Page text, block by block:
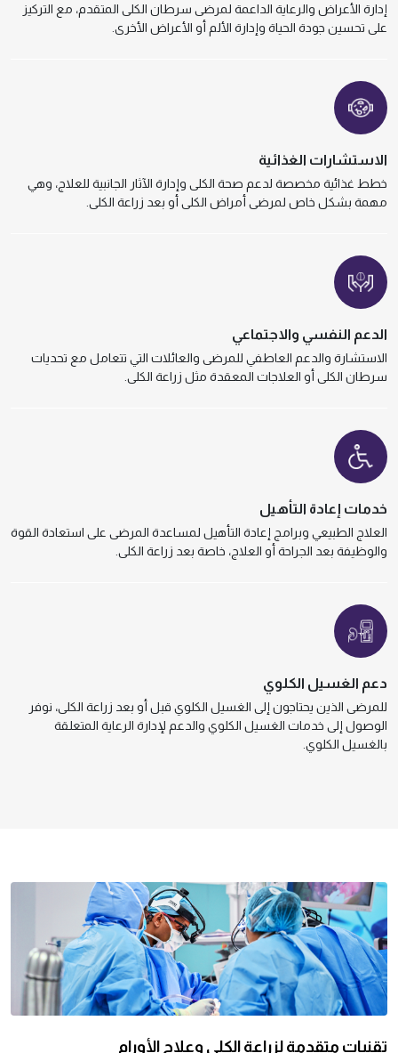
إدارة الأعراض والرعاية الداعمة لمرضى سرطان الكلى المتقدم، مع التركيز
على تحسين جودة الحياة وإدارة الألم أو الأعراض الأخرى.
الاستشارات الغذائية
خطط غذائية مخصصة لدعم صحة الكلى وإدارة الآثار الجانبية للعلاج، وهي
مهمة بشكل خاص لمرضى أمراض الكلى أو بعد زراعة الكلى.
الدعم النفسي والاجتماعي
الاستشارة والدعم العاطفي للمرضى والعائلات التي تتعامل مع تحديات
سرطان الكلى أو العلاجات المعقدة مثل زراعة الكلى.
خدمات إعادة التأهيل
العلاج الطبيعي وبرامج إعادة التأهيل لمساعدة المرضى على استعادة القوة
والوظيفة بعد الجراحة أو العلاج، خاصة بعد زراعة الكلى.
دعم الغسيل الكلوي
للمرضى الذين يحتاجون إلى الغسيل الكلوي قبل أو بعد زراعة الكلى، نوفر
الوصول إلى خدمات الغسيل الكلوي والدعم لإدارة الرعاية المتعلقة
بالغسيل الكلوي.
تقنيات متقدمة لزراعة الكلى وعلاج الأورام